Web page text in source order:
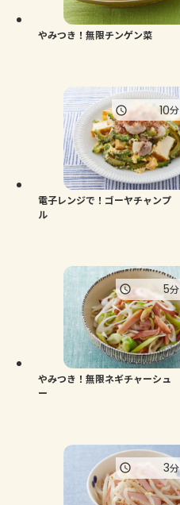
やみつき！無限チンゲン菜
電子レンジで！ゴーヤチャンプ
ル
10分
やみつき！無限ネギチャーシュ
ー
5分
3分